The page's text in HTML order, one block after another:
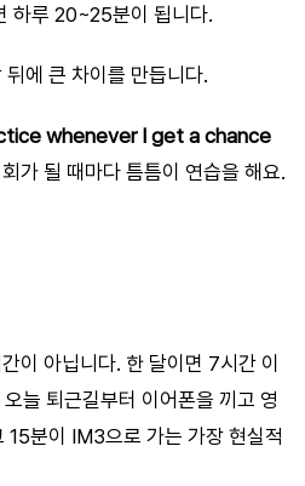
하루 20~25분이 됩니다.
에 큰 차이를 만듭니다.
whenever I get a chance
가 될 때마다 틈틈이 연습을 해요.
이 아닙니다. 한 달이면 7시간 이
늘 퇴근길부터 이어폰을 끼고 영
15분이 IM3으로 가는 가장 현실적